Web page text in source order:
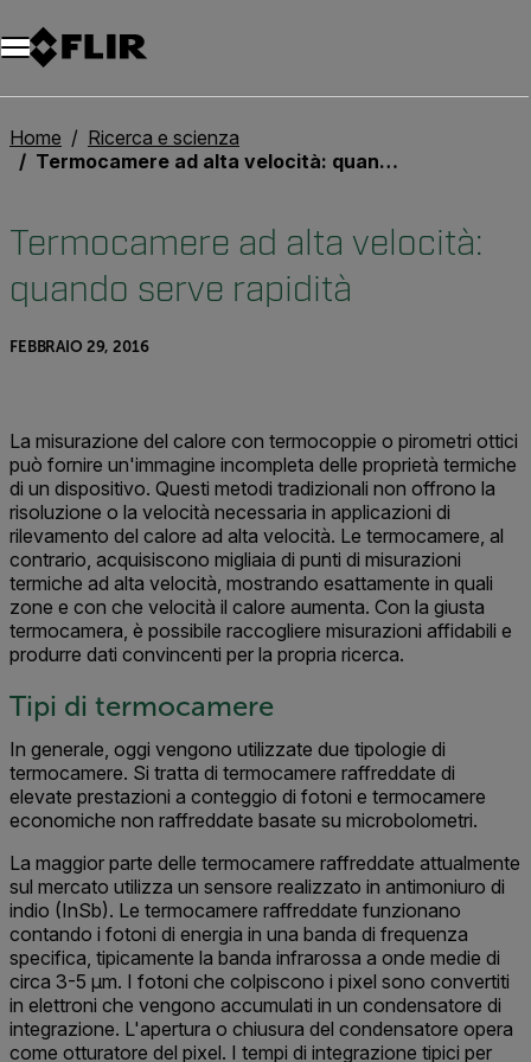
Unread messages
Modello
Rimuovi
articoli
articolo
Aggiungi al carrello
Aggiunto al carrello
Home
Ricerca e scienza
Termocamere ad alta velocità: quando serve rapidità
Termocamere ad alta velocità:
quando serve rapidità
FEBBRAIO 29, 2016
La misurazione del calore con termocoppie o pirometri ottici
può fornire un'immagine incompleta delle proprietà termiche
di un dispositivo. Questi metodi tradizionali non offrono la
risoluzione o la velocità necessaria in applicazioni di
rilevamento del calore ad alta velocità. Le termocamere, al
contrario, acquisiscono migliaia di punti di misurazioni
termiche ad alta velocità, mostrando esattamente in quali
zone e con che velocità il calore aumenta. Con la giusta
termocamera, è possibile raccogliere misurazioni affidabili e
produrre dati convincenti per la propria ricerca.
Tipi di termocamere
In generale, oggi vengono utilizzate due tipologie di
termocamere. Si tratta di termocamere raffreddate di
elevate prestazioni a conteggio di fotoni e termocamere
economiche non raffreddate basate su microbolometri.
La maggior parte delle termocamere raffreddate attualmente
sul mercato utilizza un sensore realizzato in antimoniuro di
indio (InSb). Le termocamere raffreddate funzionano
contando i fotoni di energia in una banda di frequenza
specifica, tipicamente la banda infrarossa a onde medie di
circa 3-5 μm. I fotoni che colpiscono i pixel sono convertiti
in elettroni che vengono accumulati in un condensatore di
integrazione. L'apertura o chiusura del condensatore opera
come otturatore del pixel. I tempi di integrazione tipici per